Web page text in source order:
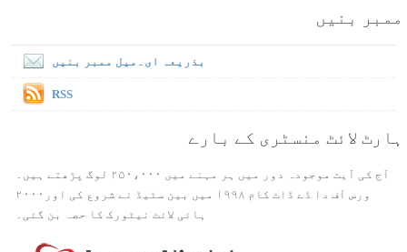
ممبر بنیں
بذریعہ ای۔میل ممبر بنیں
RSS
ہارٹ لائٹ منسٹری کے بارے
آج کی آیت موجودہ دور میں ہر مہنے میں ۲۵۰،۰۰۰ لوگ پڑھتے ہیں۔
ورس آف دا ڈے ڈاٹ کام ۱۹۹۸ میں بین سٹیڈ نے شروع کی اور۲۰۰۰
ہائی لائٹ نیٹورک کا حصہ بن گئی۔